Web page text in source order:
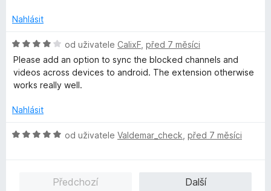
:
z
5
Nahlásit
H
o
d
n
c
n
od uživatele CalixF před 7 měsíci
Please add an option to sync the blocked channels and
videos across devices to android. The extension otherwise
works really well.
Nahlásit
H
od uživatele Valdemar_check před 7 měsíci
Předchozí
Další